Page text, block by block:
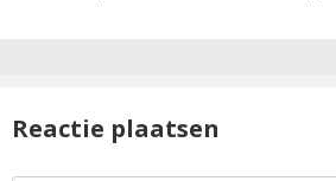
Reactie plaatsen